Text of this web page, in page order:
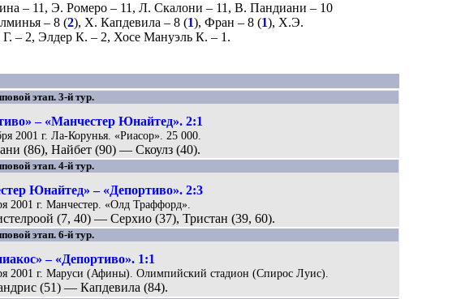
– 11, Э. Ромеро– 11, Л. Скалони – 11, В. Пандиани – 10
– 8 (2), Х. Капдевила – 8 (1), Фран – 8 (1), Х.Э.
– 2, Элдер К. – 2, Хосе Мануэль К. – 1.
этап. 3-й тур.
– «Манчестер Юнайтед». 2:1
2001 г. Ла-Корунья. «Риасор». 25 000.
(86), Найбет (90) — Скоулз (40).
этап. 4-й тур.
Юнайтед» – «Депортиво». 2:3
2001 г. Манчестер. «Олд Траффорд».
(7, 40) — Серхио (37), Тристан (39, 60).
этап. 6-й тур.
– «Депортиво». 1:1
2001 г. Маруси (Афины). Олимпийский стадион (Спирос Луис).
(51) — Капдевила (84).